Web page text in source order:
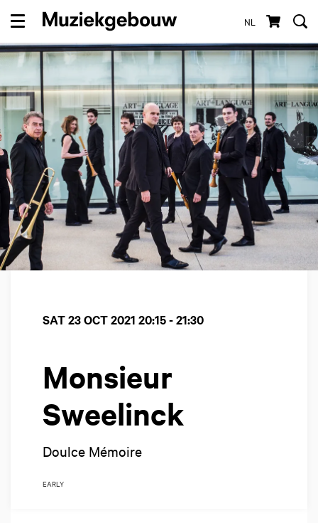
NL
Menu
Monsieur
Sweelinck
Doulce Mémoire
SAT 23 OCT 2021 20:15 - 21:30
EARLY